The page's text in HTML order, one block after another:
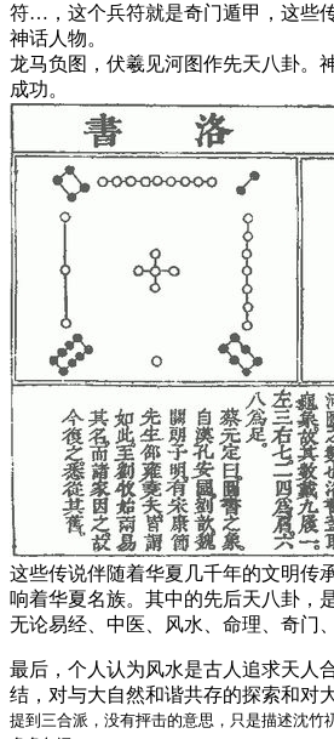
符…，这个兵符就是奇门遁甲，这些
神话人物。
龙马负图，伏羲见河图作先天八卦。
成功。
这些传说伴随着华夏几千年的文明传
响着华夏名族。其中的先后天八卦，
无论易经、中医、风水、命理、奇门
最后，个人认为风水是古人追求天人
结，对与大自然和谐共存的探索和对
提到三合派，没有抨击的意思，只是描述沈竹